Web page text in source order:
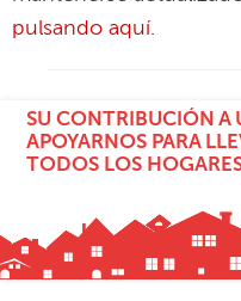
IGLESIA CATÓLICA NÍGER
VIOLENCIA ACTUALIDAD
09 octubre 2024, 15:28